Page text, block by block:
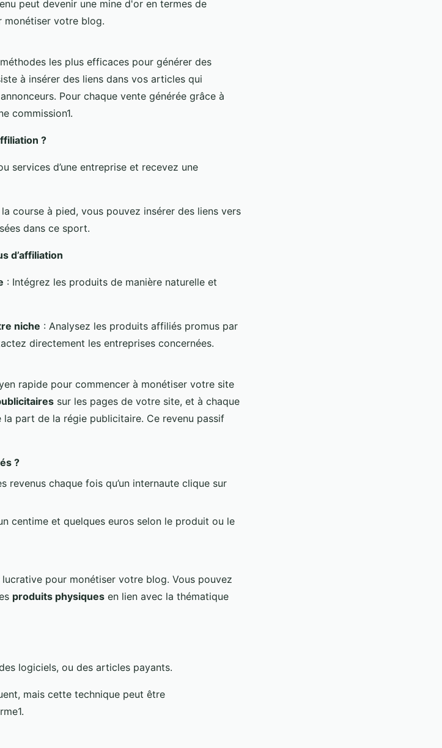
peut devenir une mine d'or en termes de
monétiser votre blog.
méthodes les plus efficaces pour générer des
à insérer des liens dans vos articles qui
Pour chaque vente générée grâce à
commission1.
?
services d’une entreprise et recevez une
course à pied, vous pouvez insérer des liens vers
dans ce sport.
d’affiliation
: Intégrez les produits de manière naturelle et
niche : Analysez les produits affiliés promus par
directement les entreprises concernées.
rapide pour commencer à monétiser votre site
sur les pages de votre site, et à chaque
part de la régie publicitaire. Ce revenu passif
?
revenus chaque fois qu’un internaute clique sur
centime et quelques euros selon le produit ou le
pour monétiser votre blog. Vous pouvez
produits physiques en lien avec la thématique
logiciels, ou des articles payants.
mais cette technique peut être